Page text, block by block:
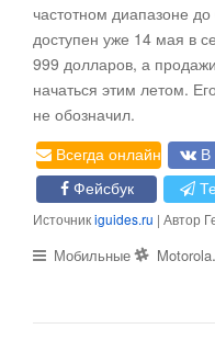
частотном диапазоне
доступен уже 14 мая в
999 долларов, а
начаться этим летом.
не обозначил.
Всегда онлайн
В
Фейсбук
Источникiguides.ru | Автор
Мобильные Motorola.